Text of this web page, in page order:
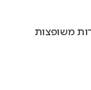
משופצות